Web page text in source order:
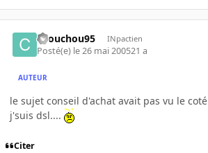
chouchou95 INpactien
Posté(e) le 26 mai 200521 a
AUTEUR
le sujet conseil d'achat avait pas vu le
j'suis dsl....
Citer